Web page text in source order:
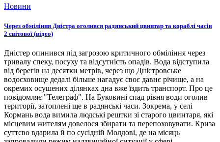
Новини
Через обміління Дністра оголився радянський цвинтар та кораблі часів
2 світової (відео)
Дністер опинився під загрозою критичного обміління через
тривалу спеку, посуху та відсутність опадів. Вода відступила
від берегів на десятки метрів, через що Дністровське
водосховище дедалі більше нагадує своє давнє річище, а на
окремих осушених ділянках дна вже їздить транспорт. Про це
повідомляє "Телеграф". На Буковині спад рівня води оголив
території, затоплені ще в радянські часи. Зокрема, у селі
Кормань вода вимила людські рештки зі старого цвинтаря, які
місцевим жителям довелося збирати та перепоховувати. Криза
суттєво вдарила й по сусідній Молдові, де на місяць